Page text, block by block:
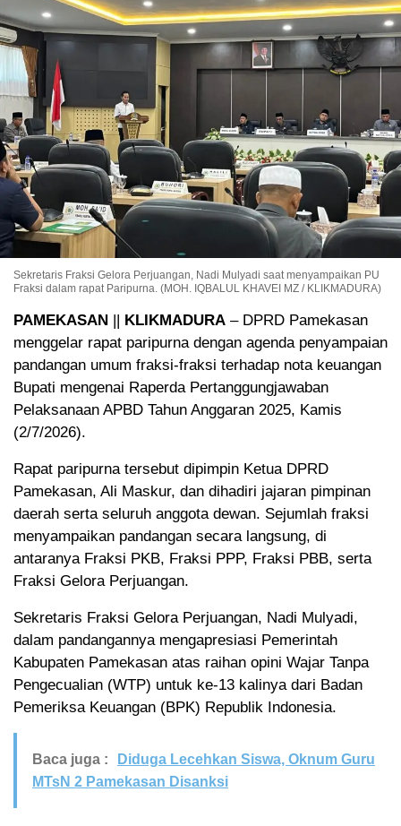
Sekretaris Fraksi Gelora Perjuangan, Nadi Mulyadi saat menyampaikan PU
Fraksi dalam rapat Paripurna. (MOH. IQBALUL KHAVEI MZ / KLIKMADURA)
PAMEKASAN || KLIKMADURA – DPRD Pamekasan
menggelar rapat paripurna dengan agenda penyampaian
pandangan umum fraksi-fraksi terhadap nota keuangan
Bupati mengenai Raperda Pertanggungjawaban
Pelaksanaan APBD Tahun Anggaran 2025, Kamis
(2/7/2026).
Rapat paripurna tersebut dipimpin Ketua DPRD
Pamekasan, Ali Maskur, dan dihadiri jajaran pimpinan
daerah serta seluruh anggota dewan. Sejumlah fraksi
menyampaikan pandangan secara langsung, di
antaranya Fraksi PKB, Fraksi PPP, Fraksi PBB, serta
Fraksi Gelora Perjuangan.
Sekretaris Fraksi Gelora Perjuangan, Nadi Mulyadi,
dalam pandangannya mengapresiasi Pemerintah
Kabupaten Pamekasan atas raihan opini Wajar Tanpa
Pengecualian (WTP) untuk ke-13 kalinya dari Badan
Pemeriksa Keuangan (BPK) Republik Indonesia.
Baca juga :
Diduga Lecehkan Siswa, Oknum Guru
MTsN 2 Pamekasan Disanksi